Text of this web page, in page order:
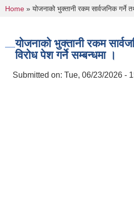
You are here
Home » योजनाको भुक्तानी रकम सार्वजनिक गर्ने
योजनाको भुक्तानी रकम
विरोध पेश गर्ने सम्बन्धमा ।
Submitted on: Tue, 06/23/2026 -